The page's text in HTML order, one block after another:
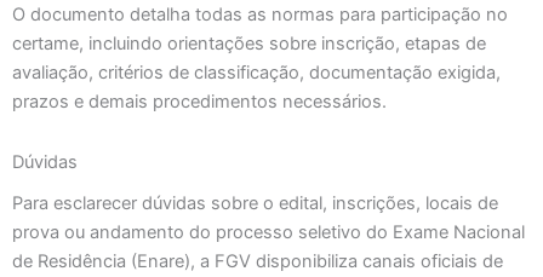
O documento detalha todas as normas para participação no
certame, incluindo orientações sobre inscrição, etapas de
avaliação, critérios de classificação, documentação exigida,
prazos e demais procedimentos necessários.
Dúvidas
Para esclarecer dúvidas sobre o edital, inscrições, locais de
prova ou andamento do processo seletivo do Exame Nacional
de Residência (Enare), a FGV disponibiliza canais oficiais de